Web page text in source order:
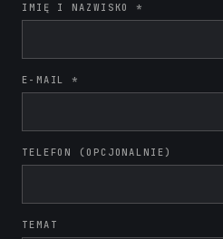
IMIĘ I NAZWISKO *
E-MAIL *
TELEFON (OPCJONALNIE)
TEMAT